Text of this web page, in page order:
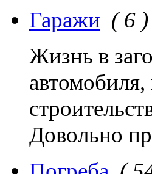
Гаражи ( 6 )
Жизнь в
Довольно